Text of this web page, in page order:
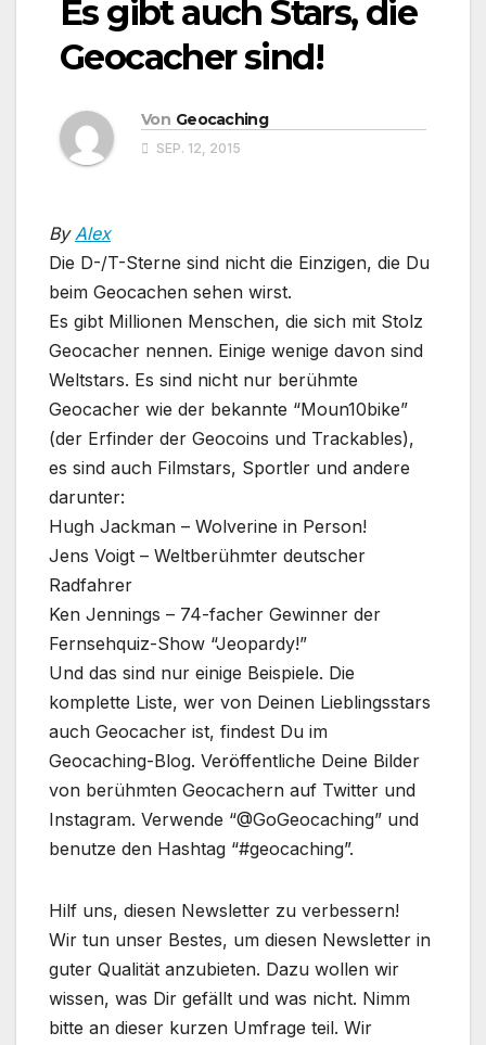
Es gibt auch Stars, die
Geocacher sind!
Von Geocaching
SEP. 12, 2015
ByAlex
Die D-/T-Sterne sind nicht die Einzigen, die Du
beim Geocachen sehen wirst.
Es gibt Millionen Menschen, die sich mit Stolz
Geocacher nennen. Einige wenige davon sind
Weltstars. Es sind nicht nur berühmte
Geocacher wie der bekannte “Moun10bike”
(der Erfinder der Geocoins und Trackables),
es sind auch Filmstars, Sportler und andere
darunter:
Hugh Jackman – Wolverine in Person!
Jens Voigt – Weltberühmter deutscher
Radfahrer
Ken Jennings – 74-facher Gewinner der
Fernsehquiz-Show “Jeopardy!”
Und das sind nur einige Beispiele. Die
komplette Liste, wer von Deinen Lieblingsstars
auch Geocacher ist, findest Du im
Geocaching-Blog. Veröffentliche Deine Bilder
von berühmten Geocachern auf Twitter und
Instagram. Verwende “@GoGeocaching” und
benutze den Hashtag “#geocaching”.
Hilf uns, diesen Newsletter zu verbessern!
Wir tun unser Bestes, um diesen Newsletter in
guter Qualität anzubieten. Dazu wollen wir
wissen, was Dir gefällt und was nicht. Nimm
bitte an dieser kurzen Umfrage teil. Wir